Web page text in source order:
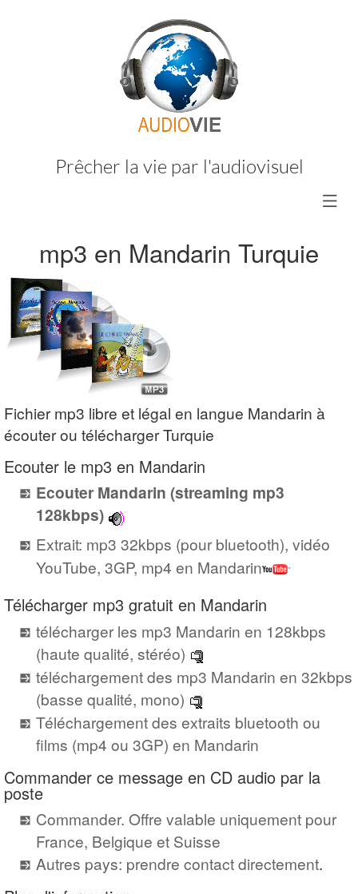
Prêcher la vie par l'audiovisuel
mp3 en Mandarin Turquie
Fichier mp3 libre et légal en langue Mandarin à
écouter ou télécharger Turquie
Ecouter le mp3 en Mandarin
Ecouter Mandarin (streaming mp3
128kbps)
Extrait: mp3 32kbps (pour bluetooth), vidéo
YouTube, 3GP, mp4 en Mandarin
Télécharger mp3 gratuit en Mandarin
télécharger les mp3 Mandarin en 128kbps
(haute qualité, stéréo)
téléchargement des mp3 Mandarin en 32kbps
(basse qualité, mono)
Téléchargement des extraits bluetooth ou
films (mp4 ou 3GP) en Mandarin
Commander ce message en CD audio par la
poste
Commander. Offre valable uniquement pour
France, Belgique et Suisse
Autres pays: prendre contact directement.